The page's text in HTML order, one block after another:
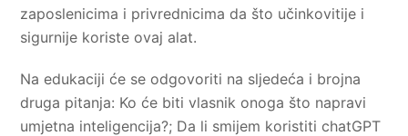
zaposlenicima i privrednicima da što učinkovitije i
sigurnije koriste ovaj alat.
Na edukaciji će se odgovoriti na sljedeća i brojna
druga pitanja: Ko će biti vlasnik onoga što napravi
umjetna inteligencija?; Da li smijem koristiti chatGPT